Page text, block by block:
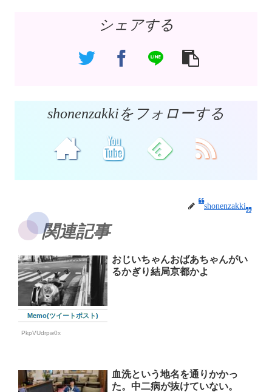
シェアする
shonenzakkiをフォローする
shonenzakki
関連記事
Memo(ツイートポスト)
おじいちゃんおばあちゃんがい
るかぎり結局京都かよ
PkpVUdrpw0x
血洗という地名を通りかかっ
た。中二病が抜けていない。